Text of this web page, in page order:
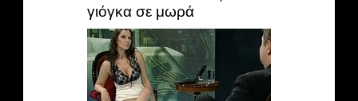
γιόγκα σε μωρά